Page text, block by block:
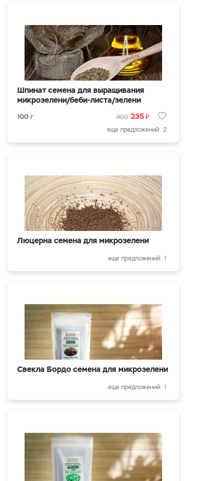
Шпинат семена для выращивания
микрозелени/беби-листа/зелени
100 г 300 235₽
еще предложений: 2
Люцерна семена для микрозелени
еще предложений: 1
Свекла Бордо семена для микрозелени
еще предложений: 1